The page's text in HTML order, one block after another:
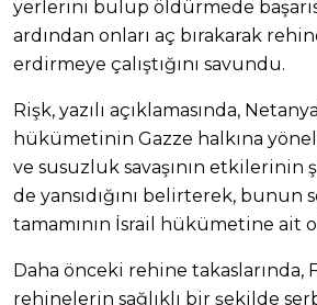
yerlerini bulup öldürmede
ardından onları aç bırakarak
erdirmeye çalıştığını savundu.
Rişk, yazılı açıklamasında,
hükümetinin Gazze halkına
ve susuzluk savaşının etkilerinin
de yansıdığını belirterek,
tamamının İsrail hükümetine
Daha önceki rehine takaslarında,
rehinelerin sağlıklı bir şekilde